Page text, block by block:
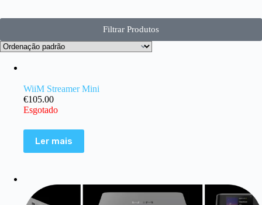
Filtrar Produtos
WiiM Streamer Mini
€105.00
Esgotado
Ler mais